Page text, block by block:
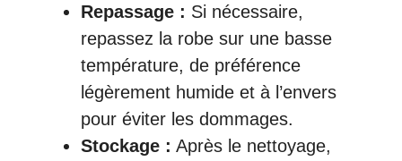
Repassage : Si nécessaire,
repassez la robe sur une basse
température, de préférence
légèrement humide et à l’envers
pour éviter les dommages.
Stockage : Après le nettoyage,